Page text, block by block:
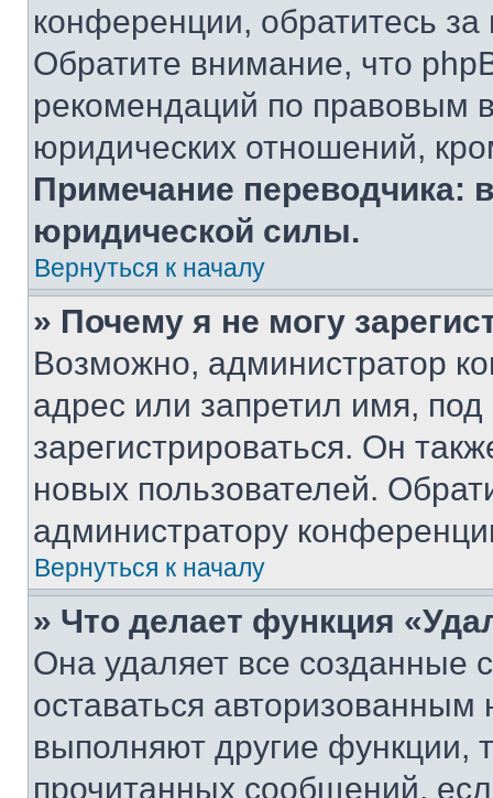
конференции, обратитесь
Обратите внимание, что
рекомендаций по правовым
юридических отношений,
Примечание переводчика:
юридической силы.
Вернуться к началу
» Почему я не могу
Возможно, администратор
адрес или запретил имя,
зарегистрироваться. Он
новых пользователей.
администратору
Вернуться к началу
» Что делает функция
Она удаляет все созданные
оставаться
выполняют другие функции,
прочитанных сообщений,